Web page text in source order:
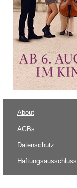
About
AGBs
Datenschutz
Haftungsausschluss